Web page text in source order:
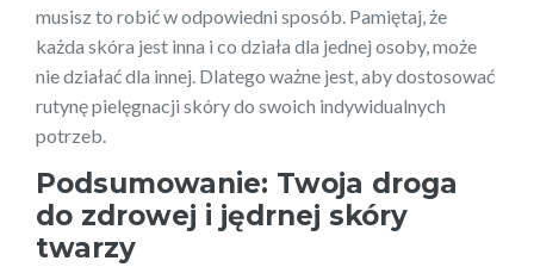
musisz to robić w odpowiedni sposób. Pamiętaj, że
każda skóra jest inna i co działa dla jednej osoby, może
nie działać dla innej. Dlatego ważne jest, aby dostosować
rutynę pielęgnacji skóry do swoich indywidualnych
potrzeb.
Podsumowanie: Twoja droga
do zdrowej i jędrnej skóry
twarzy